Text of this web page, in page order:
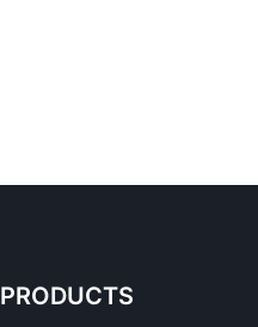
PRODUCTS